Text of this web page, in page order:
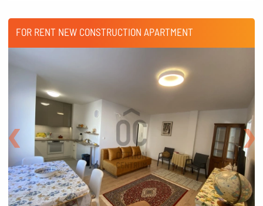
FOR RENT NEW CONSTRUCTION APARTMENT
Back